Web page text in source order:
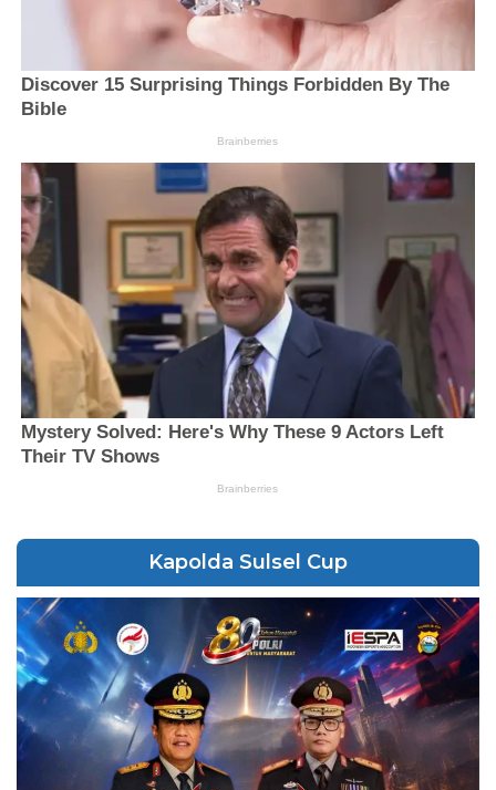
Kapolda Sulsel Cup